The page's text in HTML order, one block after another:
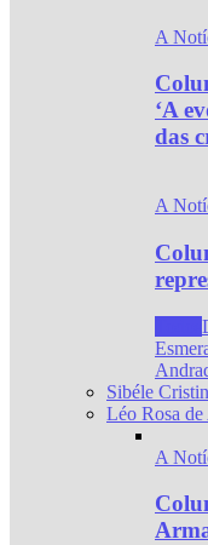
A
‘A
das
A
Sibéle
Léo Rosa
A